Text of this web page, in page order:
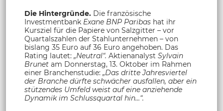
Die Hintergründe. Die französische
Investmentbank Exane BNP Paribas hat ihr
Kursziel für die Papiere von Salzgitter – vor
Quartalszahlen der Stahlunternehmen – von
bislang 35 Euro auf 36 Euro angehoben. Das
Rating lautet: „Neutral“. Aktienanalyst Sylvain
Brunet am Donnerstag, 13. Oktober im Rahmen
einer Branchenstudie: „Das dritte Jahresviertel
der Branche dürfte schwächer ausfallen, aber ein
stützendes Umfeld weist auf eine anziehende
Dynamik im Schlussquartal hin…“.